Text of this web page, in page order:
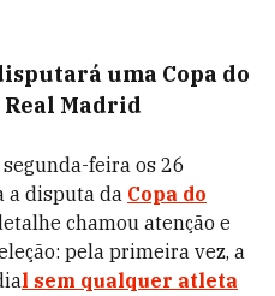
uma Copa do
Madrid
feira os 26
a disputa da Copa do
chamou atenção e
pela primeira vez, a
l sem qualquer atleta